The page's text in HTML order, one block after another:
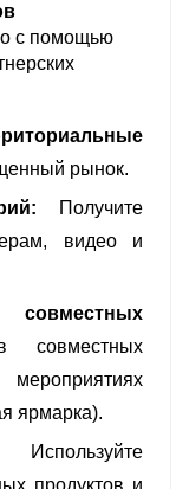
с помощью
рынок.
Получите
видео и
совместных
ярмарка).
Используйте
продуктов и